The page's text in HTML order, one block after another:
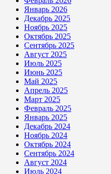
Январь 2026
Декабрь 2025
Ноябрь 2025
Октябрь 2025
Сентябрь 2025
Август 2025
Июль 2025
Июнь 2025
Май 2025
Апрель 2025
Март 2025
Февраль 2025
Январь 2025
Декабрь 2024
Ноябрь 2024
Октябрь 2024
Сентябрь 2024
Август 2024
Июль 2024